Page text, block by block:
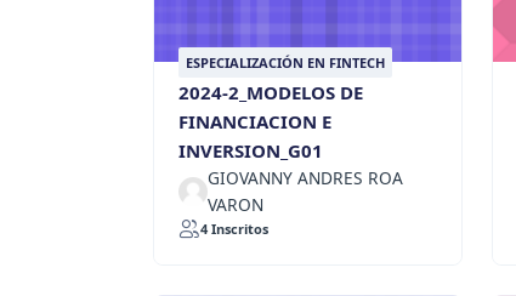
ESPECIALIZACIÓN EN FINTECH
2024-2_MODELOS DE
FINANCIACION E
INVERSION_G01
GIOVANNY ANDRES ROA
VARON
4 Inscritos